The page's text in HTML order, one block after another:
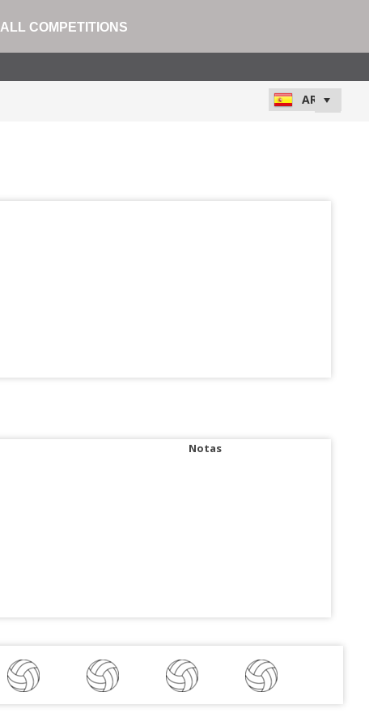
ALL COMPETITIONS
Notas